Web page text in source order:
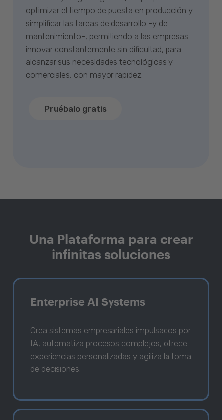
optimizar el tiempo de puesta en producción y
simplificar las tareas de desarrollo -y de
mantenimiento-, permitiendo a las empresas
innovar constantemente sin dificultad, para
alcanzar sus necesidades tecnológicas y
comerciales, con mayor rapidez.
Pruébalo gratis
Una Plataforma para crear
infinitas soluciones
Enterprise AI Systems
Crea sistemas empresariales impulsados por
IA, automatiza procesos complejos, ofrece
experiencias personalizadas y agiliza la toma
de decisiones.